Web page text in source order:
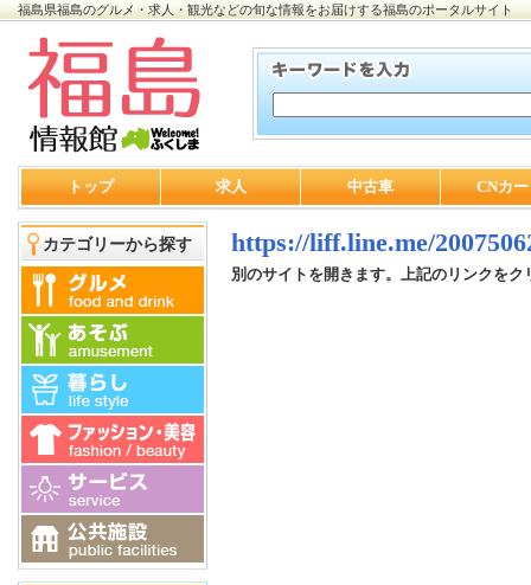
福島県福島のグルメ・求人・観光などの旬な情報をお届けする福島のポータルサイト
トップ 求人 中古車 CNカ
カテゴリーから探す https://liff.line.me/
別のサイトを開きます。上記のリンクをク